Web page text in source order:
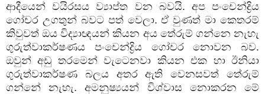
ආදීයෙන් වයිරසය ව්‍යාප්ත වන බවයි. අප පංචෙන්ද්‍රිය
ගෝචර උගතුන් බවට පත් වෙලා. ඒ වුණත් මා කෙතරම්
කිවුවත් ඔය විද්‍යාඥයන් කියන අය තේරුම් ගන්නෙ නැහැ
ගුරුත්වාකර්ෂණය පංචෙන්ද්‍රිය ගෝචර නොවන බව.
ඔවුන් අඩු තරමෙන් වැටෙනවා කියන එක හා ඊනියා
ගුරුත්වාකර්ෂණ බලය අතර ඇති වෙනසවත් තේරුම්
ගන්නේ නැහැ. අමනුෂ්‍යයන් විශ්වාස නොකරන මේ